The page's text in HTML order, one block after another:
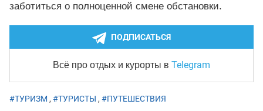
заботиться о полноценной смене обстановки.
ПОДПИСАТЬСЯ
Всё про отдых и курорты в Telegram
#ТУРИЗМ , #ТУРИСТЫ , #ПУТЕШЕСТВИЯ